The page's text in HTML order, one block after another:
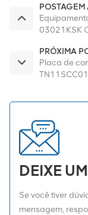
POSTAGEM
03021KSK
PRÓXIMA
Placa de
DEIXE
Se você tiver
mensagem,